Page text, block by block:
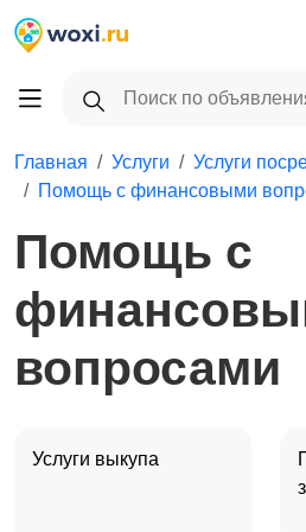
Главная Услуги
Услуги
Помощь с финансовыми
Помощь с
вопросами
Услуги выкупа